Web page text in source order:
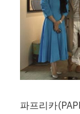
파프리카